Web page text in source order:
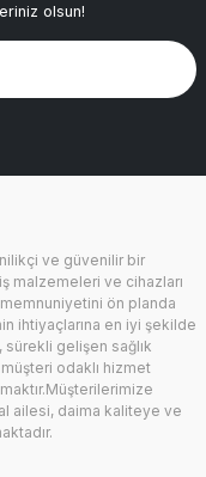
olsun!
ve güvenilir bir
malzemeleri ve cihazları
ön planda
ihtiyaçlarına en iyi şekilde
gelişen sağlık
odaklı hizmet
ailesi, daima kaliteye ve